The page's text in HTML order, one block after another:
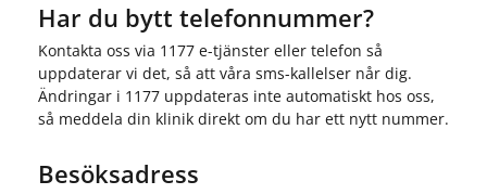
Har du bytt telefonnummer?
Kontakta oss via 1177 e-tjänster eller telefon så
uppdaterar vi det, så att våra sms-kallelser når dig.
Ändringar i 1177 uppdateras inte automatiskt hos oss,
så meddela din klinik direkt om du har ett nytt nummer.
Besöksadress